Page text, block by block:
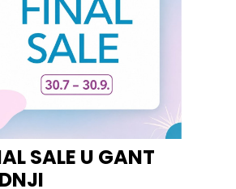
SALE U GANT